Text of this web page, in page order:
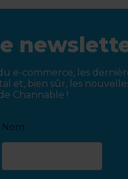
e-commerce, les
et, bien sûr, les
Channable !
Nom